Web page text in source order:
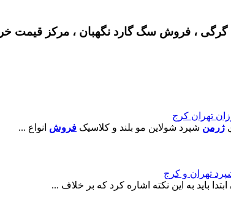
، فروش سگ گارد نگهبان ، مرکز قیمت
تهران کرج
ژرمن شپرد شولاين مو بلند و کلاسيک فروش انواع ...
تهران و کرج
بايد به اين نکته اشاره کرد که بر خلاف ...